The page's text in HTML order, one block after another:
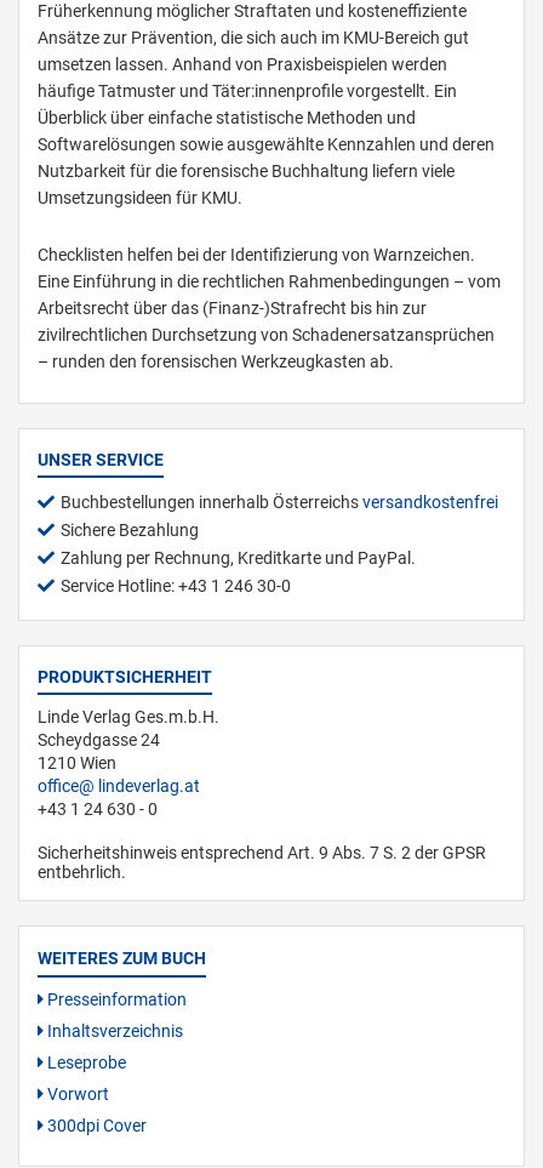
Früherkennung möglicher Straftaten und kosteneffiziente
Ansätze zur Prävention, die sich auch im KMU-Bereich gut
umsetzen lassen. Anhand von Praxisbeispielen werden
häufige Tatmuster und Täter:innenprofile vorgestellt. Ein
Überblick über einfache statistische Methoden und
Softwarelösungen sowie ausgewählte Kennzahlen und deren
Nutzbarkeit für die forensische Buchhaltung liefern viele
Umsetzungsideen für KMU.
Checklisten helfen bei der Identifizierung von Warnzeichen.
Eine Einführung in die rechtlichen Rahmenbedingungen – vom
Arbeitsrecht über das (Finanz-)Strafrecht bis hin zur
zivilrechtlichen Durchsetzung von Schadenersatzansprüchen
– runden den forensischen Werkzeugkasten ab.
UNSER SERVICE
Buchbestellungen innerhalb Österreichsversandkostenfrei
Sichere Bezahlung
Zahlung per Rechnung, Kreditkarte und PayPal.
Service Hotline: +43 1 246 30-0
PRODUKTSICHERHEIT
Linde Verlag Ges.m.b.H.
Scheydgasse 24
1210 Wien
office
lindeverlag.at
+43 1 24 630 - 0
Sicherheitshinweis entsprechend Art. 9 Abs. 7 S. 2 der GPSR
entbehrlich.
WEITERES ZUM BUCH
Presseinformation
Inhaltsverzeichnis
Leseprobe
Vorwort
300dpi Cover